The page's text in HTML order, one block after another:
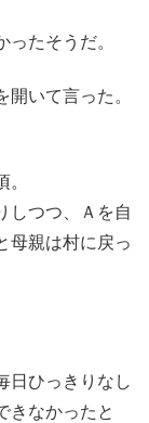
たそうだ。
いて言った。
しつつ、Ａを自
母親は村に戻っ
日ひっきりなし
きなかったと